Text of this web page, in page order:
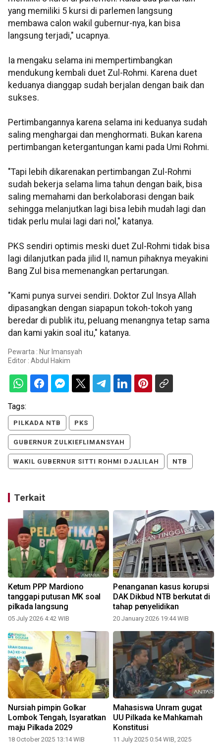
yang memiliki 5 kursi di parlemen langsung
membawa calon wakil gubernur-nya, kan bisa
langsung terjadi," ucapnya.
Ia mengaku selama ini mempertimbangkan
mendukung kembali duet Zul-Rohmi. Karena duet
keduanya dianggap sudah berjalan dengan baik dan
sukses.
Pertimbangannya karena selama ini keduanya sudah
saling menghargai dan menghormati. Bukan karena
pertimbangan ketergantungan kami pada Umi Rohmi.
"Tapi lebih dikarenakan pertimbangan Zul-Rohmi
sudah bekerja selama lima tahun dengan baik, bisa
saling memahami dan berkolaborasi dengan baik
sehingga melanjutkan lagi bisa lebih mudah lagi dan
tidak perlu mulai lagi dari nol," katanya.
PKS sendiri optimis meski duet Zul-Rohmi tidak bisa
lagi dilanjutkan pada jilid II, namun pihaknya meyakini
Bang Zul bisa memenangkan pertarungan.
"Kami punya survei sendiri. Doktor Zul Insya Allah
dipasangkan dengan siapapun tokoh-tokoh yang
beredar di publik itu, peluang menangnya tetap sama
dan kami yakin soal itu," katanya.
Pewarta : Nur Imansyah
Editor : Abdul Hakim
Tags:
PILKADA NTB PKS
GUBERNUR ZULKIEFLIMANSYAH
WAKIL GUBERNUR SITTI ROHMI DJALILAH NTB
Terkait
Ketum PPP Mardiono
tanggapi putusan MK soal
pilkada langsung
05 July 2026 4:42 WIB
Penanganan kasus korupsi
DAK Dikbud NTB berkutat di
tahap penyelidikan
20 January 2026 19:44 WIB
Nursiah pimpin Golkar
Lombok Tengah, Isyaratkan
maju Pilkada 2029
18 October 2025 13:14 WIB
Mahasiswa Unram gugat
UU Pilkada ke Mahkamah
Konstitusi
11 July 2025 0:54 WIB, 2025